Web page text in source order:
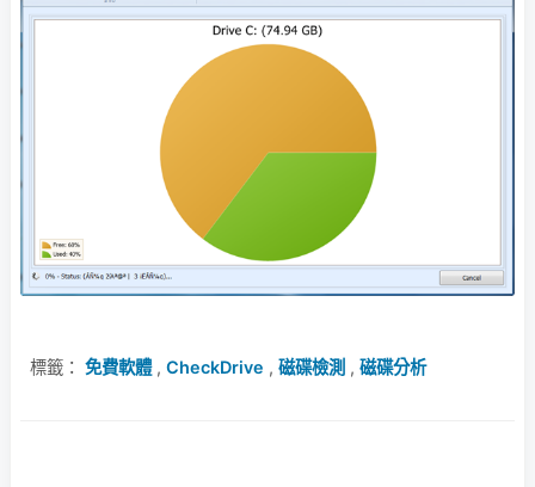
標籤： 免費軟體, CheckDrive , 磁碟檢測 , 磁碟分析